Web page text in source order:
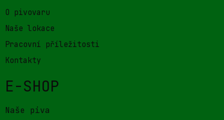
O pivovaru
Naše lokace
Pracovní příležitosti
Kontakty
E-SHOP
Naše piva